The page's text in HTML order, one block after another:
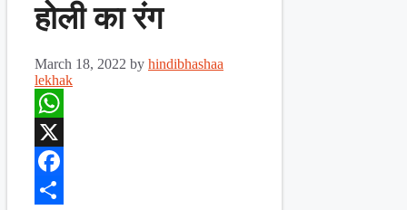
होली का रंग
March 18, 2022 by hindibhashaa
lekhak
WhatsApp
X
Facebook